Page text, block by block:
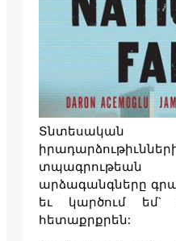
արձագանգները
եւ կարծում եմ`
հետաքրքրեն: